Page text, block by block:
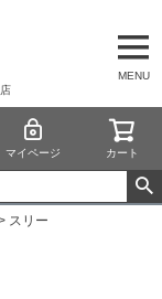
MENU
マイページ カート
スリー